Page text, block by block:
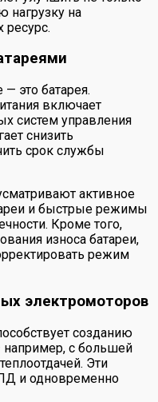
нагрузку на
ресурс.
это батарея.
включает
систем управления
снизить
срок службы
активное
и быстрые режимы
Кроме того,
износа батареи,
режим
электромоторов
созданию
с большей
Эти
и одновременно